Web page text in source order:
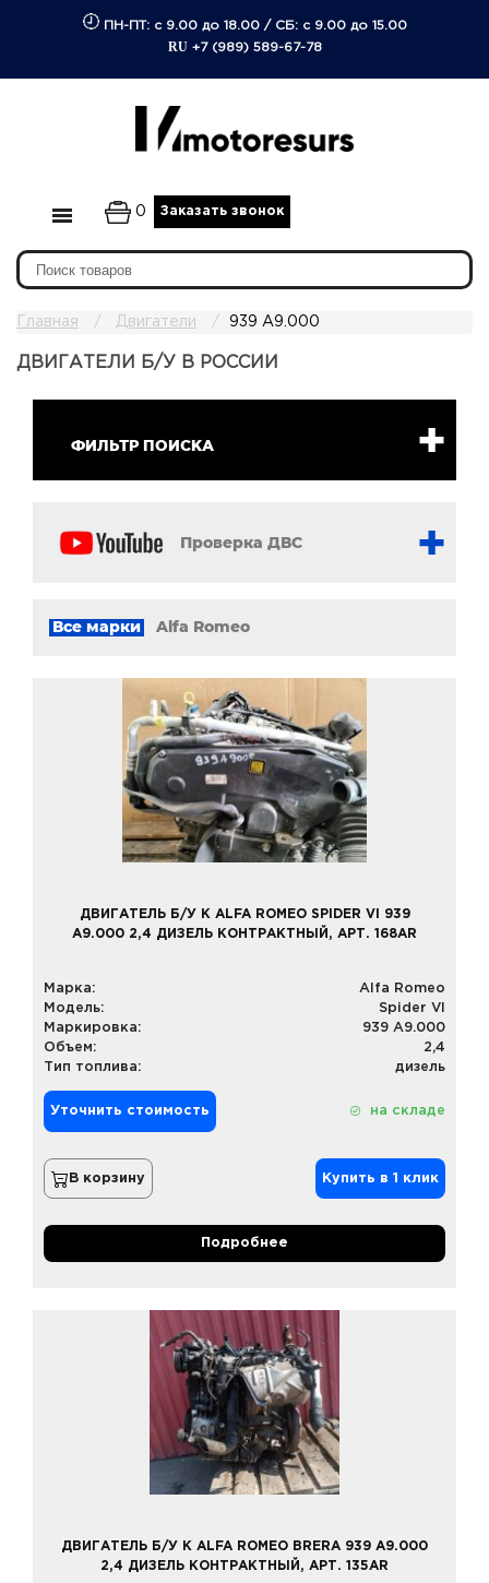
ПН-ПТ: с 9.00 до 18.00/ СБ: с 9.00 до 15.00
RU +7 (989) 589-67-78
0 Заказать звонок
Главная Двигатели 939 A9.000
ДВИГАТЕЛИ Б/У В РОССИИ
ФИЛЬТР ПОИСКА
Проверка ДВС
Все марки Alfa Romeo
ДВИГАТЕЛЬ Б/У К ALFA ROMEO SPIDER VI 939
A9.000 2,4 ДИЗЕЛЬ КОНТРАКТНЫЙ, АРТ. 168AR
Марка:
Alfa Romeo
Модель:
Spider VI
Маркировка:
939 A9.000
Объем:
2,4
Тип топлива:
дизель
Уточнить стоимость на складе
В корзину Купить в 1 клик
Подробнее
ДВИГАТЕЛЬ Б/У К ALFA ROMEO BRERA 939 A9.000
2,4 ДИЗЕЛЬ КОНТРАКТНЫЙ, АРТ. 135AR